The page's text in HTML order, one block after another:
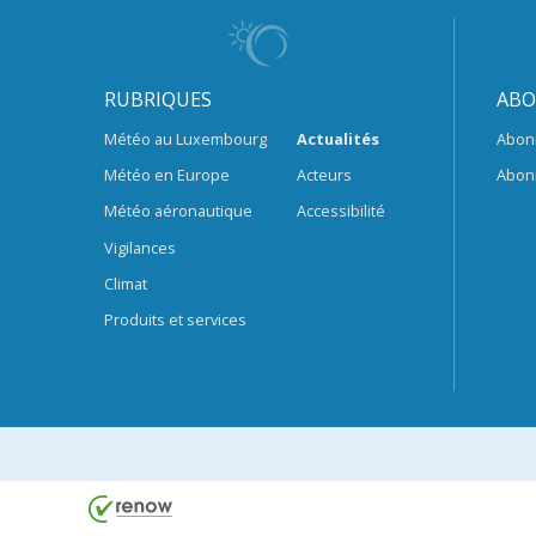
RUBRIQUES
Météo au Luxembourg
Météo en Europe
Météo aéronautique
Vigilances
Climat
Produits et services
Actualités
Acteurs
Accessibilité